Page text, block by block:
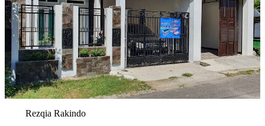
Rezqia Rakindo